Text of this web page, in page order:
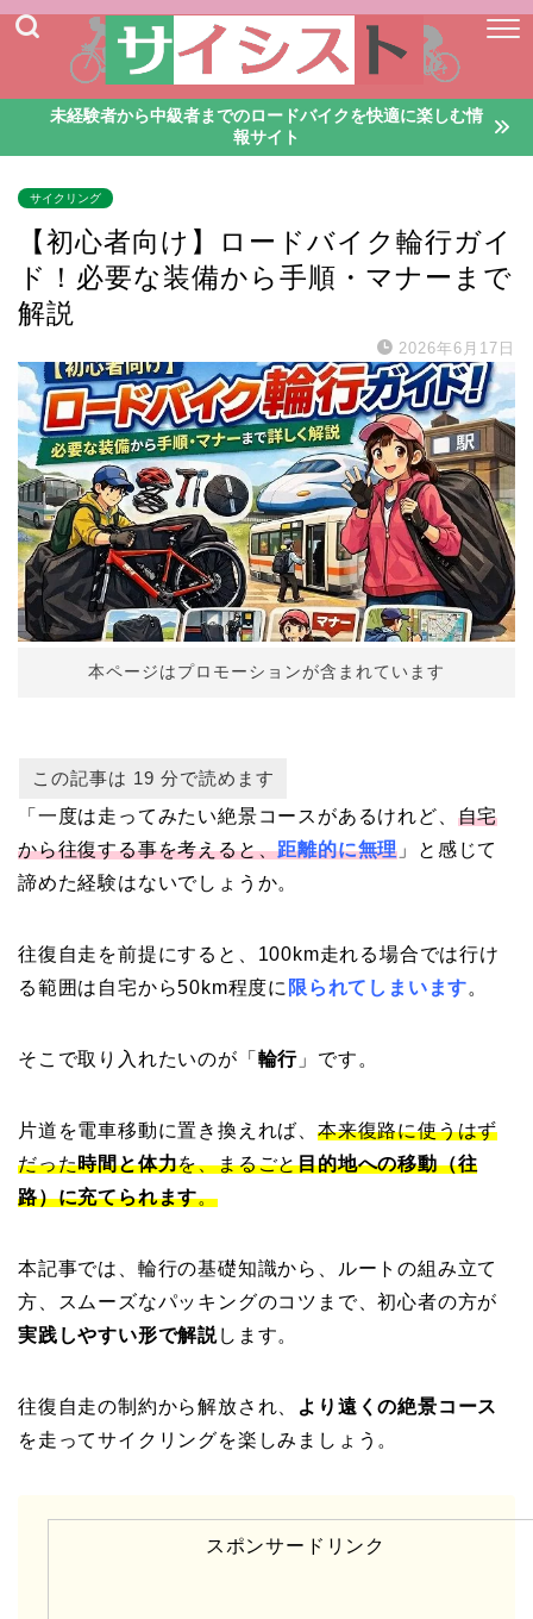
未経験者から中級者までのロードバイクを快適に楽しむ情
報サイト
サイクリング
【初心者向け】ロードバイク輪行ガイ
ド！必要な装備から手順・マナーまで
解説
2026年6月17日
本ページはプロモーションが含まれています
「一度は走ってみたい絶景コースがあるけれど、 自宅
から往復する事を考えると、距離的に無理 」と感じて
諦めた経験はないでしょうか。
往復自走を前提にすると、100km走れる場合では行け
る範囲は自宅から50km程度に 限られてしまいます。
そこで取り入れたいのが「 輪行 」です。
片道を電車移動に置き換えれば、 本来復路に使うはず
だった時間と体力を、まるごと目的地への移動（往
路）に充てられます。
本記事では、輪行の基礎知識から、ルートの組み立て
方、スムーズなパッキングのコツまで、初心者の方が
実践しやすい形で解説します。
往復自走の制約から解放され、
より遠くの絶景コース
を走ってサイクリングを楽しみましょう。
スポンサードリンク